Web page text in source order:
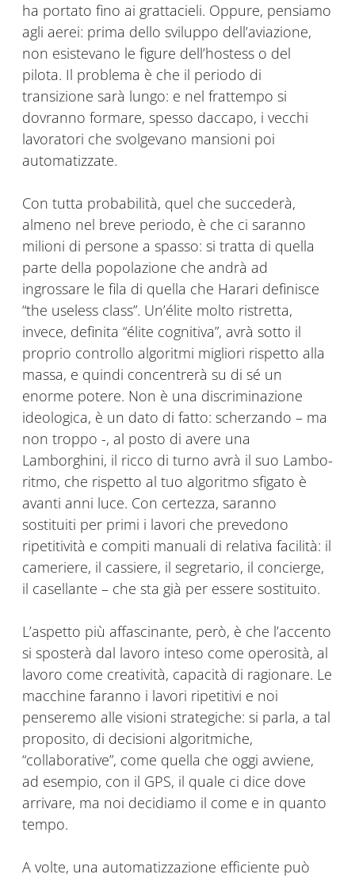
ha portato fino ai grattacieli. Oppure, pensiamo
agli aerei: prima dello sviluppo dell’aviazione,
non esistevano le figure dell’hostess o del
pilota. Il problema è che il periodo di
transizione sarà lungo: e nel frattempo si
dovranno formare, spesso daccapo, i vecchi
lavoratori che svolgevano mansioni poi
automatizzate.
Con tutta probabilità, quel che succederà,
almeno nel breve periodo, è che ci saranno
milioni di persone a spasso: si tratta di quella
parte della popolazione che andrà ad
ingrossare le fila di quella che Harari definisce
“the useless class”. Un’élite molto ristretta,
invece, definita “élite cognitiva”, avrà sotto il
proprio controllo algoritmi migliori rispetto alla
massa, e quindi concentrerà su di sé un
enorme potere. Non è una discriminazione
ideologica, è un dato di fatto: scherzando – ma
non troppo -, al posto di avere una
Lamborghini, il ricco di turno avrà il suo Lambo-
ritmo, che rispetto al tuo algoritmo sfigato è
avanti anni luce. Con certezza, saranno
sostituiti per primi i lavori che prevedono
ripetitività e compiti manuali di relativa facilità: il
cameriere, il cassiere, il segretario, il concierge,
il casellante – che sta già per essere sostituito.
L’aspetto più affascinante, però, è che l’accento
si sposterà dal lavoro inteso come operosità, al
lavoro come creatività, capacità di ragionare. Le
macchine faranno i lavori ripetitivi e noi
penseremo alle visioni strategiche: si parla, a tal
proposito, di decisioni algoritmiche,
“collaborative”, come quella che oggi avviene,
ad esempio, con il GPS, il quale ci dice dove
arrivare, ma noi decidiamo il come e in quanto
tempo.
A volte, una automatizzazione efficiente può